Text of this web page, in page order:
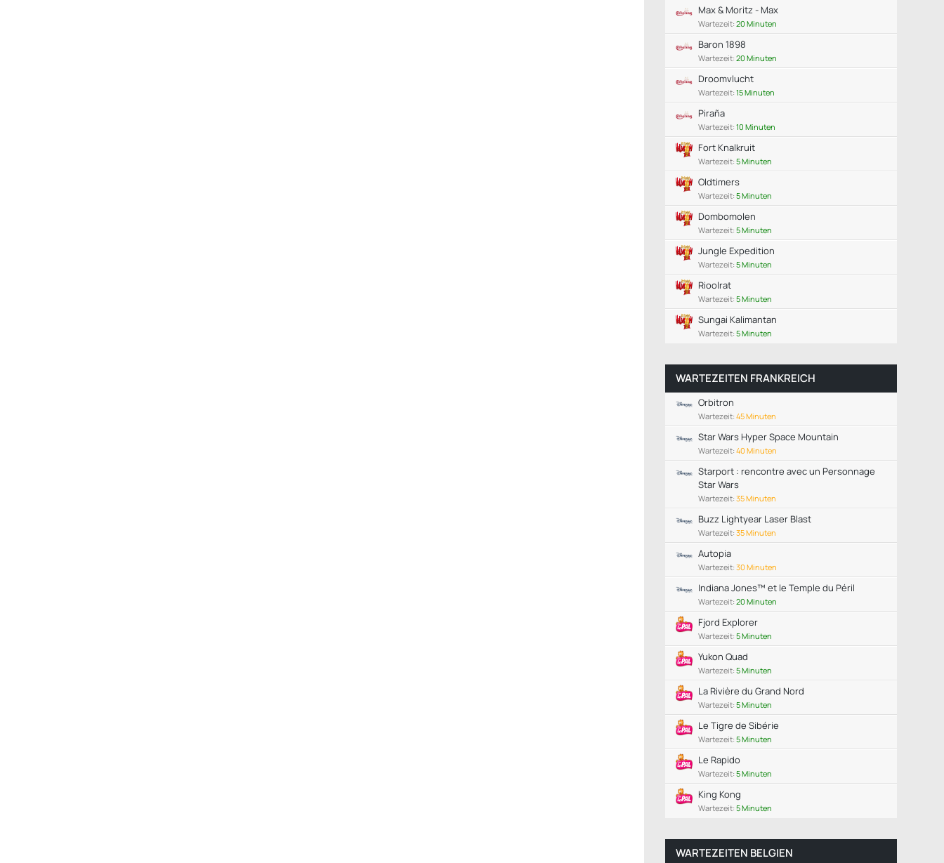
Max & Moritz - Max
Wartezeit: 20 Minuten
Baron 1898
Wartezeit: 20 Minuten
Droomvlucht
Wartezeit: 15 Minuten
Piraña
Wartezeit: 10 Minuten
Fort Knalkruit
Wartezeit: 5 Minuten
Oldtimers
Wartezeit: 5 Minuten
Dombomolen
Wartezeit: 5 Minuten
Jungle Expedition
Wartezeit: 5 Minuten
Rioolrat
Wartezeit: 5 Minuten
Sungai Kalimantan
Wartezeit: 5 Minuten
WARTEZEITEN FRANKREICH
Orbitron
Wartezeit: 45 Minuten
Star Wars Hyper Space Mountain
Wartezeit: 40 Minuten
Starport : rencontre avec un Personnage
Star Wars
Wartezeit: 35 Minuten
Buzz Lightyear Laser Blast
Wartezeit: 35 Minuten
Autopia
Wartezeit: 30 Minuten
Indiana Jones™ et le Temple du Péril
Wartezeit: 20 Minuten
Fjord Explorer
Wartezeit: 5 Minuten
Yukon Quad
Wartezeit: 5 Minuten
La Rivière du Grand Nord
Wartezeit: 5 Minuten
Le Tigre de Sibérie
Wartezeit: 5 Minuten
Le Rapido
Wartezeit: 5 Minuten
King Kong
Wartezeit: 5 Minuten
WARTEZEITEN BELGIEN